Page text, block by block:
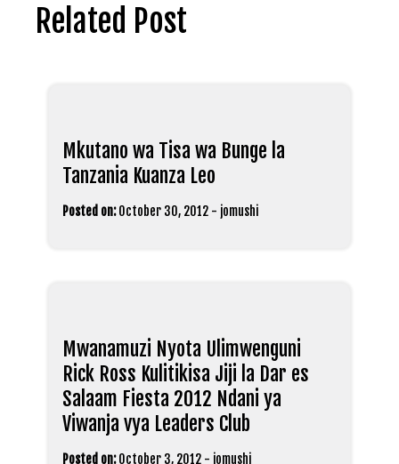
Related Post
Mkutano wa Tisa wa Bunge la
Tanzania Kuanza Leo
Posted on: October 30, 2012 - jomushi
Mwanamuzi Nyota Ulimwenguni
Rick Ross Kulitikisa Jiji la Dar es
Salaam Fiesta 2012 Ndani ya
Viwanja vya Leaders Club
Posted on: October 3, 2012 - jomushi